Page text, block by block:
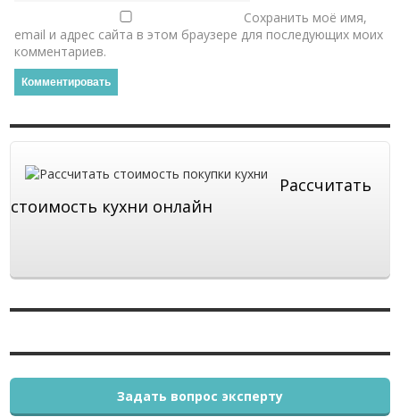
Сохранить моё имя,
email и адрес сайта в этом браузере для последующих моих
комментариев.
Рассчитать
стоимость кухни онлайн
Задать вопрос эксперту